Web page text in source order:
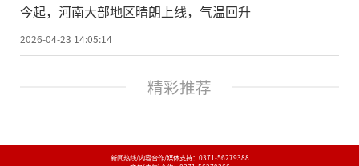
今起，河南大部地区晴朗上线，气温回升
2026-04-23 14:05:14
精彩推荐
新闻热线/内容合作/媒体支持： 0371-56279388